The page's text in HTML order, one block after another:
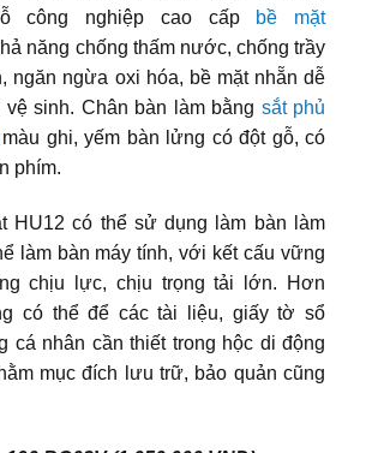
công nghiệp cao cấp
bề mặt
năng chống thấm nước, chống trầy
ngăn ngừa oxi hóa, bề mặt nhẵn dễ
sinh. Chân bàn làm bằng sắt phủ
màu ghi, yếm bàn lửng có đột gỗ, có
phím.
HU12 có thể sử dụng làm bàn làm
làm bàn máy tính, với kết cấu vững
chịu lực, chịu trọng tải lớn. Hơn
có thể để các tài liệu, giấy tờ sổ
cá nhân cần thiết trong hộc di động
mục đích lưu trữ, bảo quản cũng